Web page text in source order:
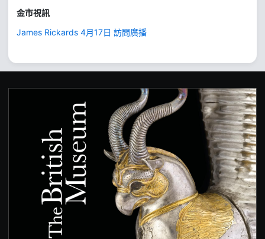
金市視訊
James Rickards 4月17日 訪問廣播